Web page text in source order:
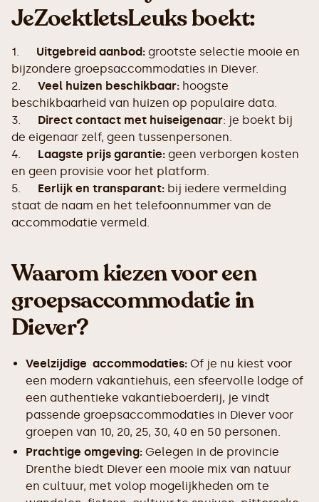
JeZoektIetsLeuks boekt:
1. Uitgebreid aanbod: grootste selectie mooie en
bijzondere groepsaccommodaties in Diever.
2. Veel huizen beschikbaar: hoogste
beschikbaarheid van huizen op populaire data.
3. Direct contact met huiseigenaar: je boekt bij
de eigenaar zelf, geen tussenpersonen.
4. Laagste prijs garantie: geen verborgen kosten
en geen provisie voor het platform.
5. Eerlijk en transparant: bij iedere vermelding
staat de naam en het telefoonnummer van de
accommodatie vermeld.
Waarom kiezen voor een
groepsaccommodatie in
Diever?
Veelzijdige accommodaties: Of je nu kiest voor
een modern vakantiehuis, een sfeervolle lodge of
een authentieke vakantieboerderij, je vindt
passende groepsaccommodaties in Diever voor
groepen van 10, 20, 25, 30, 40 en 50 personen.
Prachtige omgeving: Gelegen in de provincie
Drenthe biedt Diever een mooie mix van natuur
en cultuur, met volop mogelijkheden om te